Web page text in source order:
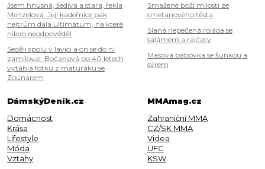
Jsem hnusná, šedivá a stará, řekla
Menzelová. Její kadeřnice pak
hejtrům dala ultimátum, na které
nikdo neodpověděl
Seděli spolu v lavici a on se do ní
zamiloval. Bočanová po 40 letech
vytáhla fotku z maturáku se
Zounarem
Smažené boží milosti ze
smetanového těsta
Slaná nepečená roláda se
salámem a rajčaty
Masová bábovka se šunkou a
sýrem
DámskýDeník.cz
Domácnost
Krása
Lifestyle
Móda
Vztahy
MMAmag.cz
Zahraniční MMA
CZ/SK MMA
Videa
UFC
KSW